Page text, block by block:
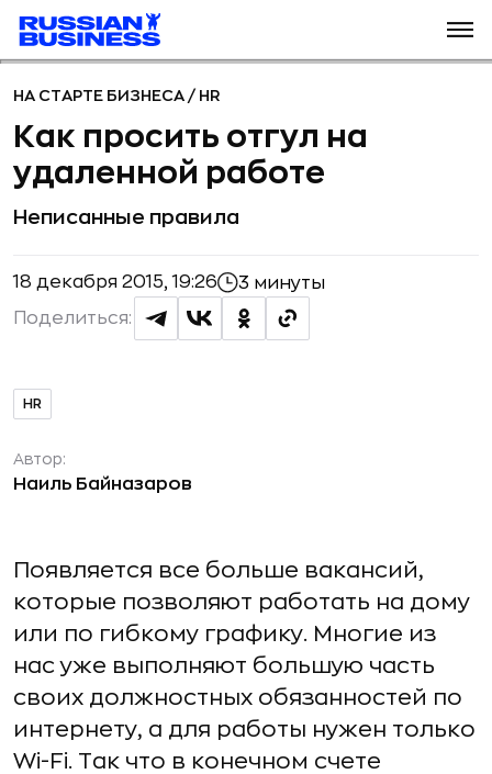
НА СТАРТЕ БИЗНЕСА / HR
Как просить отгул на
удаленной работе
Неписанные правила
18 декабря 2015, 19:26 3 минуты
Поделиться:
HR
Автор:
Наиль Байназаров
Появляется все больше вакансий,
которые позволяют работать на дому
или по гибкому графику. Многие из
нас уже выполняют большую часть
своих должностных обязанностей по
интернету, а для работы нужен только
Wi-Fi. Так что в конечном счете